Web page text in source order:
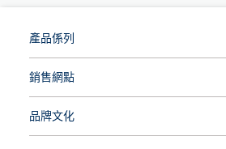
產品係列
銷售網點
品牌文化